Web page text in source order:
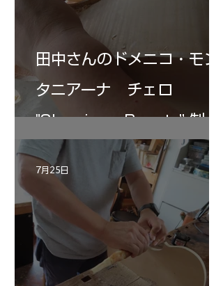
田中さんのドメニコ・モン
タニアーナ チェロ
"Sleeping・Beauty” 制作
記 30
7月25日